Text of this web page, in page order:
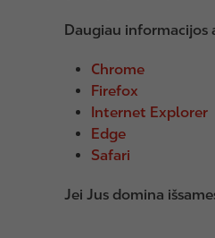
Daugiau informacijos
Chrome
Firefox
Internet Explorer
Edge
Safari
Jei Jus domina